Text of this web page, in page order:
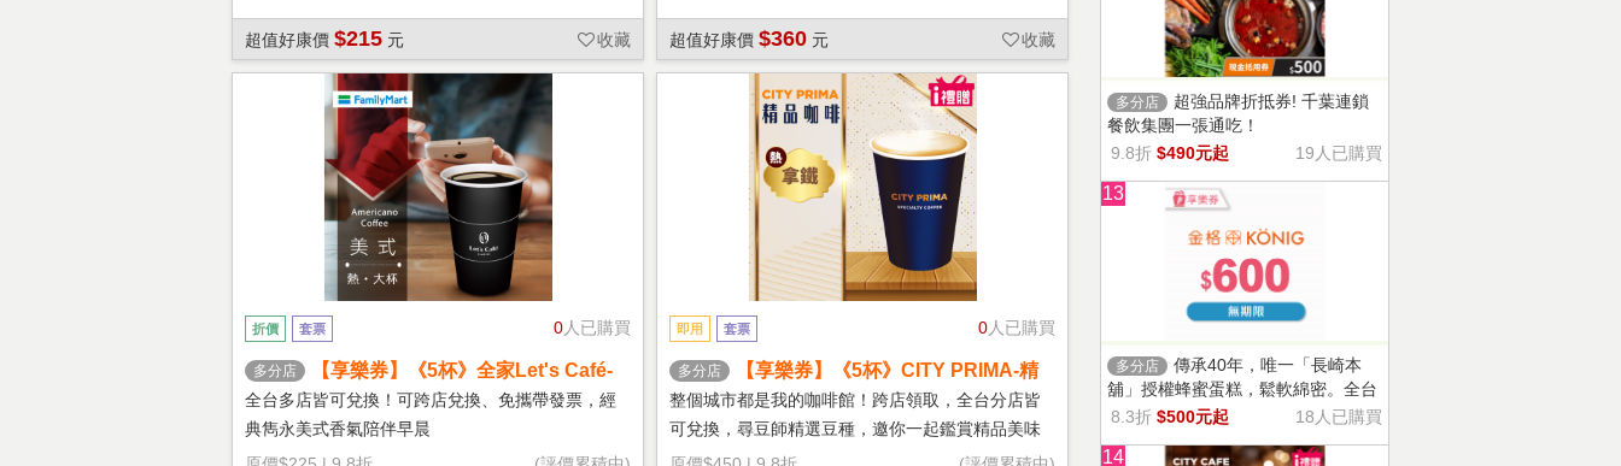
超值好康價 $215 元 收藏 超值好康價 $360 元 收藏
0人已購買
折價 套票
多分店
【享樂券】《5杯》全家Let's Café-
熱美式(大杯)
全台多店皆可兌換！可跨店兌換、免攜帶發票，經
典雋永美式香氣陪伴早晨
0人已購買
即用 套票
多分店
【享樂券】《5杯》CITY PRIMA-精
品拿鐵(中杯-熱)
整個城市都是我的咖啡館！跨店領取，全台分店皆
可兌換，尋豆師精選豆種，邀你一起鑑賞精品美味
多分店
超強品牌折抵券! 千葉連鎖
餐飲集團一張通吃！
9.8折 $490元起 19人已購買
13
多分店
傳承40年，唯一「長崎本
舖」授權蜂蜜蛋糕，鬆軟綿密。全台
13家門市適用，自選商品，幸福烘焙
8.3折 $500元起 18人已購買
14